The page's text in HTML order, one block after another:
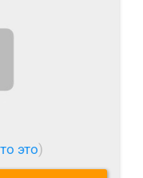
это)